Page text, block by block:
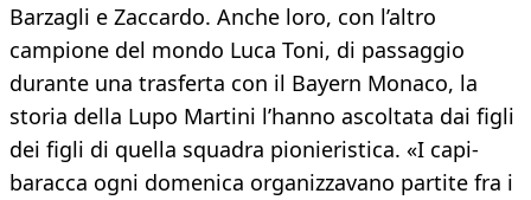
Barzagli e Zaccardo. Anche loro, con l’altro
campione del mondo Luca Toni, di passaggio
durante una trasferta con il Bayern Monaco, la
storia della Lupo Martini l’hanno ascoltata dai figli
dei figli di quella squadra pionieristica. «I capi-
baracca ogni domenica organizzavano partite fra i